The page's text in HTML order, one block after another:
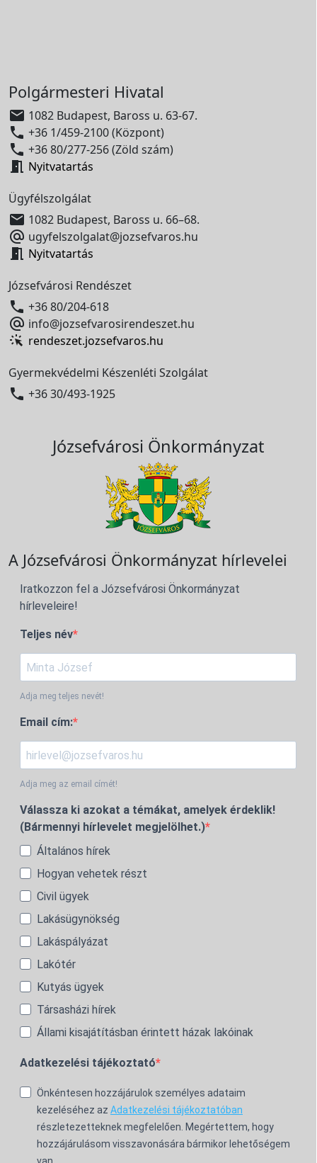
Polgármesteri Hivatal
 1082 Budapest, Baross u. 63-67.
 +36 1/459-2100 (Központ)
 +36 80/277-256 (Zöld szám)
 Nyitvatartás
Ügyfélszolgálat
 1082 Budapest, Baross u. 66–68.
 ugyfelszolgalat@jozsefvaros.hu
 Nyitvatartás
Józsefvárosi Rendészet
 +36 80/204-618
 info@jozsefvarosirendeszet.hu
rendeszet.jozsefvaros.hu
Gyermekvédelmi Készenléti Szolgálat
 +36 30/493-1925
Józsefvárosi Önkormányzat
A Józsefvárosi Önkormányzat hírlevelei
Iratkozzon fel a Józsefvárosi Önkormányzat
hírleveleire!
Teljes név
Adja meg teljes nevét!
Email cím:
Adja meg az email címét!
Válassza ki azokat a témákat, amelyek érdeklik!
(Bármennyi hírlevelet megjelölhet.)
Általános hírek
Hogyan vehetek részt
Civil ügyek
Lakásügynökség
Lakáspályázat
Lakótér
Kutyás ügyek
Társasházi hírek
Állami kisajátításban érintett házak lakóinak
Adatkezelési tájékoztató
Önkéntesen hozzájárulok személyes adataim
kezeléséhez az Adatkezelési tájékoztatóban
részletezetteknek megfelelően. Megértettem, hogy
hozzájárulásom visszavonására bármikor lehetőségem